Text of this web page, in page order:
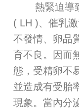
熱緊迫導
( LH )、催乳
不發情、卵品
育不良。因而
態，受精卵不
並造成有受胎
現象。當內分